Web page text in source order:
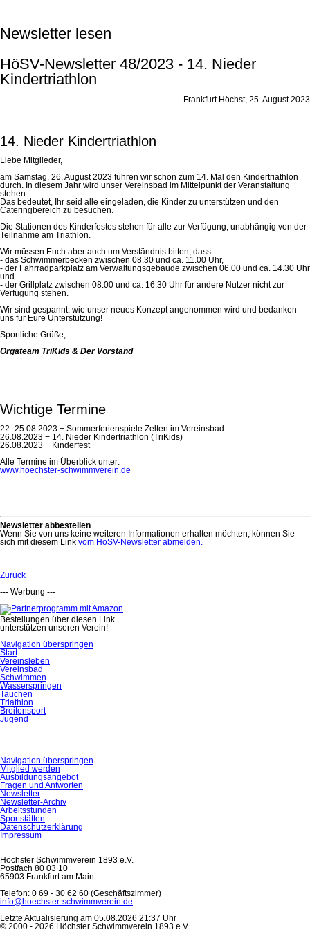
Newsletter lesen
HöSV-Newsletter 48/2023 - 14. Nieder
Kindertriathlon
Frankfurt Höchst, 25. August 2023
14. Nieder Kindertriathlon
Liebe Mitglieder,
am Samstag, 26. August 2023 führen wir schon zum 14. Mal den Kindertriathlon
durch. In diesem Jahr wird unser Vereinsbad im Mittelpunkt der Veranstaltung
stehen.
Das bedeutet, Ihr seid alle eingeladen, die Kinder zu unterstützen und den
Cateringbereich zu besuchen.
Die Stationen des Kinderfestes stehen für alle zur Verfügung, unabhängig von der
Teilnahme am Triathlon.
Wir müssen Euch aber auch um Verständnis bitten, dass
- das Schwimmerbecken zwischen 08.30 und ca. 11.00 Uhr,
- der Fahrradparkplatz am Verwaltungsgebäude zwischen 06.00 und ca. 14.30 Uhr
und
- der Grillplatz zwischen 08.00 und ca. 16.30 Uhr für andere Nutzer nicht zur
Verfügung stehen.
Wir sind gespannt, wie unser neues Konzept angenommen wird und bedanken
uns für Eure Unterstützung!
Sportliche Grüße,
Orgateam TriKids & Der Vorstand
Wichtige Termine
22.-25.08.2023 − Sommerferienspiele Zelten im Vereinsbad
26.08.2023 − 14. Nieder Kindertriathlon (TriKids)
26.08.2023 − Kinderfest
Alle Termine im Überblick unter:
www.hoechster-schwimmverein.de
Newsletter abbestellen
Wenn Sie von uns keine weiteren Informationen erhalten möchten, können Sie
sich mit diesem Link vom HöSV-Newsletter abmelden.
Zurück
--- Werbung ---
Bestellungen über diesen Link
unterstützen unseren Verein!
Navigation überspringen
Start
Vereinsleben
Vereinsbad
Schwimmen
Wasserspringen
Tauchen
Triathlon
Breitensport
Jugend
Navigation überspringen
Mitglied werden
Ausbildungsangebot
Fragen und Antworten
Newsletter
Newsletter-Archiv
Arbeitsstunden
Sportstätten
Datenschutzerklärung
Impressum
Höchster Schwimmverein 1893 e.V.
Postfach 80 03 10
65903 Frankfurt am Main
Telefon: 0 69 - 30 62 60 (Geschäftszimmer)
info@hoechster-schwimmverein.de
Letzte Aktualisierung am 05.08.2026 21:37 Uhr
© 2000 - 2026 Höchster Schwimmverein 1893 e.V.